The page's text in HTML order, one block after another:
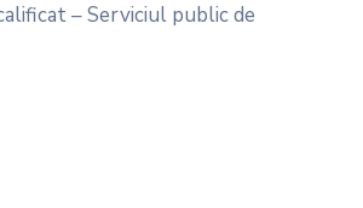
– Serviciul public de